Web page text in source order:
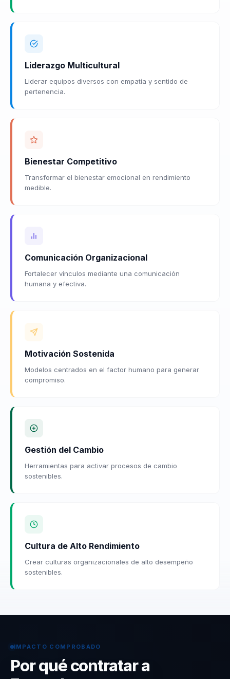
Liderazgo Multicultural
Liderar equipos diversos con empatía y sentido de
pertenencia.
Bienestar Competitivo
Transformar el bienestar emocional en rendimiento
medible.
Comunicación Organizacional
Fortalecer vínculos mediante una comunicación
humana y efectiva.
Motivación Sostenida
Modelos centrados en el factor humano para generar
compromiso.
Gestión del Cambio
Herramientas para activar procesos de cambio
sostenibles.
Cultura de Alto Rendimiento
Crear culturas organizacionales de alto desempeño
sostenibles.
IMPACTO COMPROBADO
Por qué contratar a